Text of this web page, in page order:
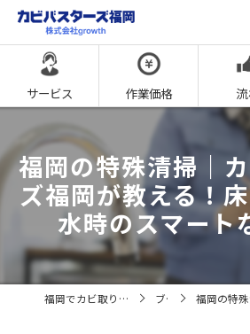
サービス 作業価格
福岡の特殊清掃｜
ズ福岡が教える！
水時のスマート
福岡でカビ取りならカビバスターズ福岡 ブログ 福岡の特殊清掃｜カビバ